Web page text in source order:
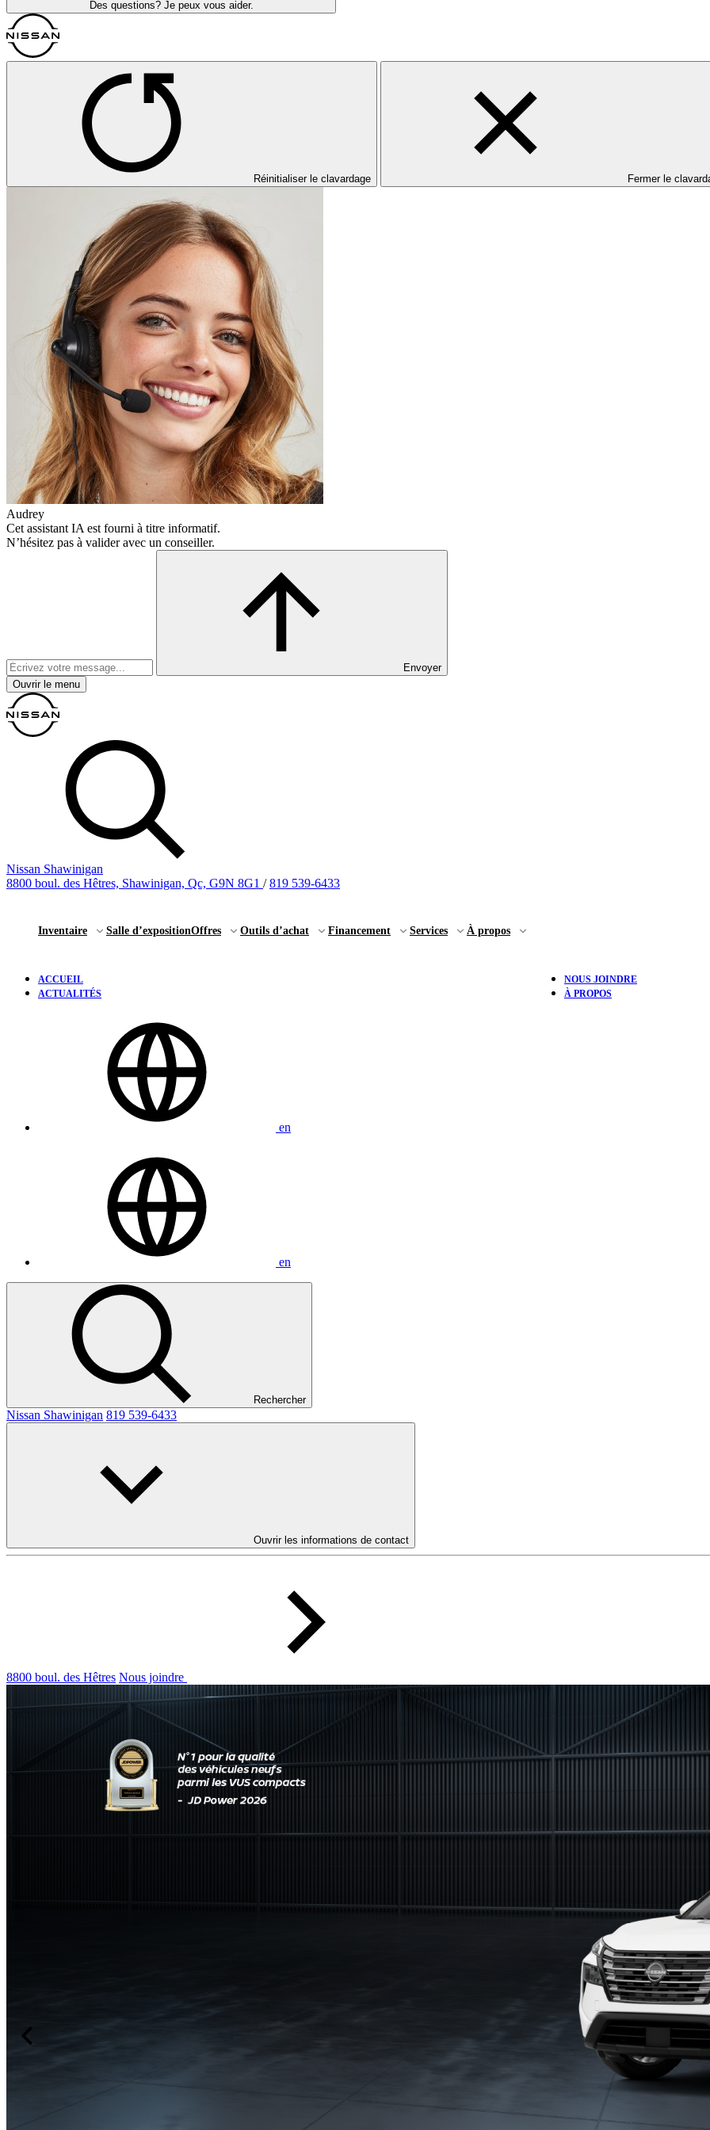
Des questions? Je peux vous aider.
Réinitialiser le clavardage Fermer le
Audrey
Cet assistant IA est fourni à titre informatif.
N’hésitez pas à valider avec un conseiller.
Envoyer
Ouvrir le menu
Nissan Shawinigan
8800 boul. des Hêtres, Shawinigan, Qc, G9N 8G1 / 819 539-6433
Inventaire Salle d’expositionOffres Outils d’achat Financement Services À propos
ACCUEIL
NOUS JOINDRE
ACTUALITÉS
À PROPOS
en
en
Rechercher
Nissan Shawinigan 819 539-6433
Ouvrir les informations de contact
8800 boul. des Hêtres Nous joindre